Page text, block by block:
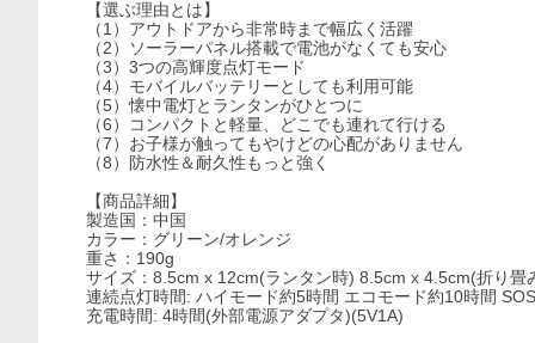
【選ぶ理由とは】
（1）アウトドアから非常時まで幅広く活躍
（2）ソーラーパネル搭載で電池がなくても安心
（3）3つの高輝度点灯モード
（4）モバイルバッテリーとしても利用可能
（5）懐中電灯とランタンがひとつに
（6）コンパクトと軽量、どこでも連れて行ける
（7）お子様が触ってもやけどの心配がありません
（8）防水性＆耐久性もっと強く
【商品詳細】
製造国：中国
カラー：グリーン/オレンジ
重さ：190g
サイズ：8.5cm x 12cm(ランタン時) 8.5cm x 4.5cm(折り畳
連続点灯時間: ハイモード約5時間 エコモード約10時間
充電時間: 4時間(外部電源アダプタ)(5V1A)